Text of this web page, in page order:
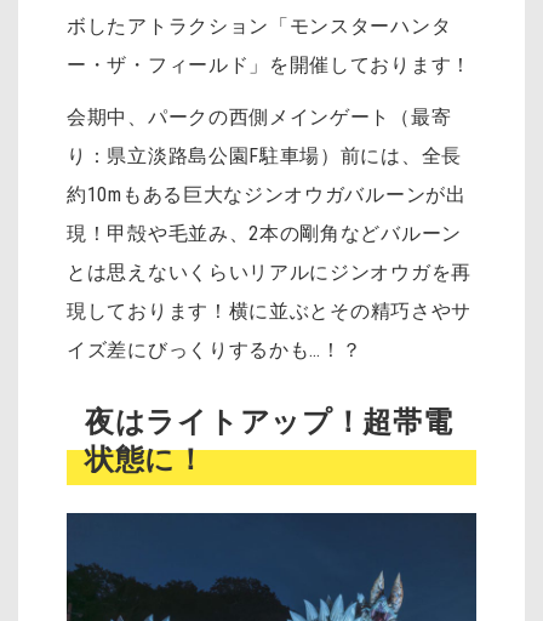
ボしたアトラクション「モンスターハンタ
ー・ザ・フィールド」を開催しております！
会期中、パークの西側メインゲート（最寄
り：県立淡路島公園F駐車場）前には、全長
約10mもある巨大なジンオウガバルーンが出
現！甲殻や毛並み、2本の剛角などバルーン
とは思えないくらいリアルにジンオウガを再
現しております ！横に並ぶとその精巧さやサ
イズ差にびっくりするかも…！？
夜はライトアップ！超帯電
状態に！